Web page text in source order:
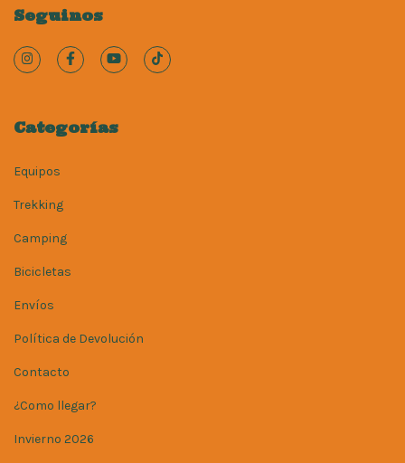
Seguinos
Categorías
Equipos
Trekking
Camping
Bicicletas
Envíos
Política de Devolución
Contacto
¿Como llegar?
Invierno 2026